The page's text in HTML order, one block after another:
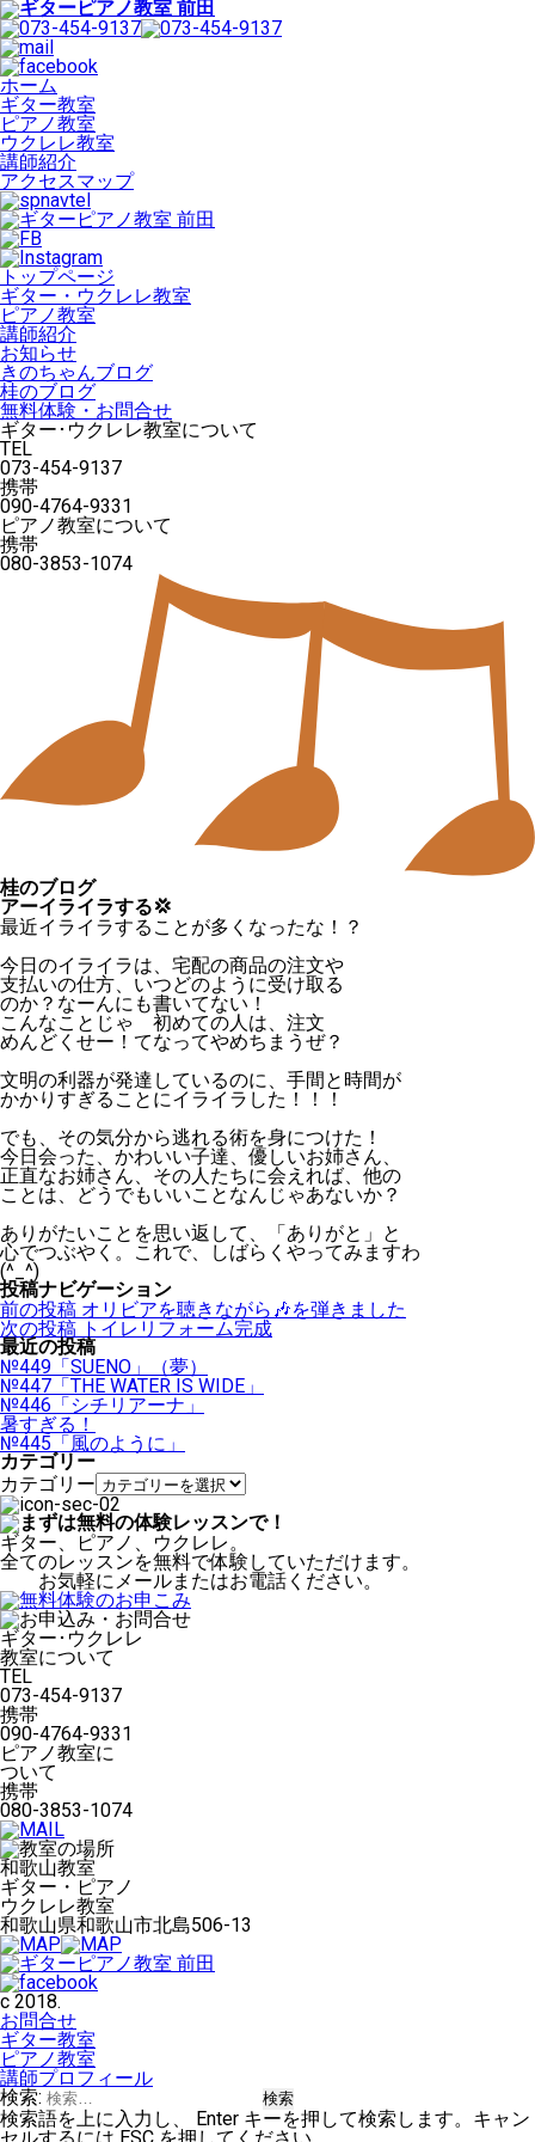
ホーム
ギター教室
ピアノ教室
ウクレレ教室
講師紹介
アクセスマップ
トップページ
ギター・ウクレレ教室
ピアノ教室
講師紹介
お知らせ
きのちゃんブログ
桂のブログ
無料体験・お問合せ
ギター･ウクレレ教室について
TEL
073-454-9137
携帯
090-4764-9331
ピアノ教室について
携帯
080-3853-1074
桂のブログ
アーイライラする💢
最近イライラすることが多くなったな！？
今日のイライラは、宅配の商品の注文や
支払いの仕方、いつどのように受け取る
のか？なーんにも書いてない！
こんなことじゃ 初めての人は、注文
めんどくせー！てなってやめちまうぜ？
文明の利器が発達しているのに、手間と時間が
かかりすぎることにイライラした！！！
でも、その気分から逃れる術を身につけた！
今日会った、かわいい子達、優しいお姉さん、
正直なお姉さん、その人たちに会えれば、他の
ことは、どうでもいいことなんじゃあないか？
ありがたいことを思い返して、「ありがと」と
心でつぶやく。これで、しばらくやってみますわ
(^_^)
投稿ナビゲーション
前の投稿 オリビアを聴きながら🎶を弾きました
次の投稿 トイレリフォーム完成
最近の投稿
№449「SUENO」（夢）
№447「THE WATER IS WIDE」
№446「シチリアーナ」
暑すぎる！
№445「風のように」
カテゴリー
カテゴリー
ギター、ピアノ、ウクレレ。
全てのレッスンを無料で体験していただけます。
お気軽にメールまたはお電話ください。
ギター･ウクレレ
教室について
TEL
073-454-9137
携帯
090-4764-9331
ピアノ教室に
ついて
携帯
080-3853-1074
和歌山教室
ギター・ピアノ
ウクレレ教室
和歌山県和歌山市北島506-13
c 2018.
お問合せ
ギター教室
ピアノ教室
講師プロフィール
検索:
検索語を上に入力し、 Enter キーを押して検索します。キャン